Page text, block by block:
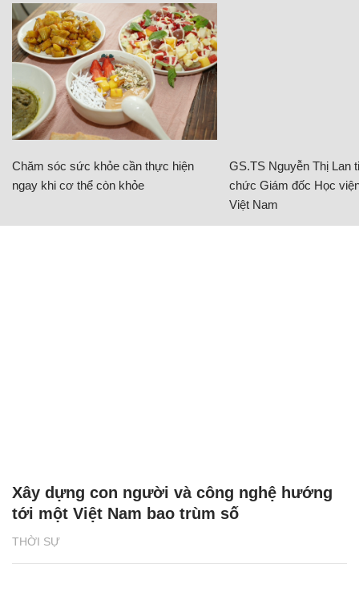
Chăm sóc sức khỏe cần thực hiện
ngay khi cơ thể còn khỏe
GS.TS Nguyễn Thị Lan
chức Giám đốc Học
Việt Nam
THỜI SỰ
Xây dựng con người và công nghệ hướng
tới một Việt Nam bao trùm số